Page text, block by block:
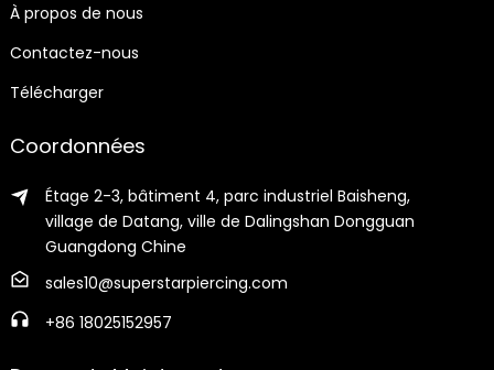
À propos de nous
Contactez-nous
Télécharger
Coordonnées
Étage 2-3, bâtiment 4, parc industriel Baisheng,
village de Datang, ville de Dalingshan Dongguan
Guangdong Chine
sales10@superstarpiercing.com
+86 18025152957